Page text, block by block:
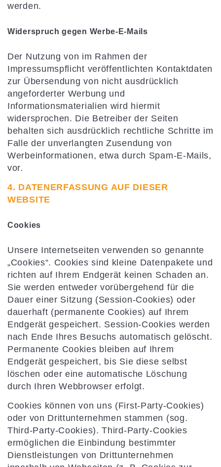
werden.
Widerspruch gegen Werbe-E-Mails
Der Nutzung von im Rahmen der
Impressumspflicht veröffentlichten Kontaktdaten
zur Übersendung von nicht ausdrücklich
angeforderter Werbung und
Informationsmaterialien wird hiermit
widersprochen. Die Betreiber der Seiten
behalten sich ausdrücklich rechtliche Schritte im
Falle der unverlangten Zusendung von
Werbeinformationen, etwa durch Spam-E-Mails,
vor.
4. DATENERFASSUNG AUF DIESER
WEBSITE
Cookies
Unsere Internetseiten verwenden so genannte
„Cookies“. Cookies sind kleine Datenpakete und
richten auf Ihrem Endgerät keinen Schaden an.
Sie werden entweder vorübergehend für die
Dauer einer Sitzung (Session-Cookies) oder
dauerhaft (permanente Cookies) auf Ihrem
Endgerät gespeichert. Session-Cookies werden
nach Ende Ihres Besuchs automatisch gelöscht.
Permanente Cookies bleiben auf Ihrem
Endgerät gespeichert, bis Sie diese selbst
löschen oder eine automatische Löschung
durch Ihren Webbrowser erfolgt.
Cookies können von uns (First-Party-Cookies)
oder von Drittunternehmen stammen (sog.
Third-Party-Cookies). Third-Party-Cookies
ermöglichen die Einbindung bestimmter
Dienstleistungen von Drittunternehmen